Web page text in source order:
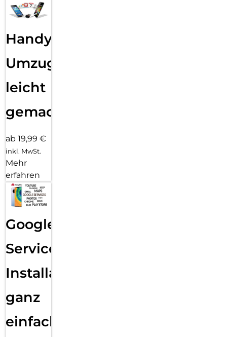
Handy
Umzug
leicht
gemacht!
ab 19,99 €
inkl. MwSt.
Mehr
erfahren
Google
Services
Installation
ganz
einfach